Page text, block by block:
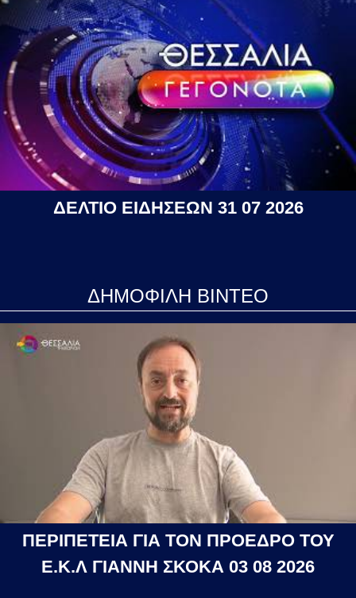
ΔΕΛΤΙΟ ΕΙΔΗΣΕΩΝ 31 07 2026
ΔΗΜΟΦΙΛΗ ΒΙΝΤΕΟ
ΠΕΡΙΠΕΤΕΙΑ ΓΙΑ ΤΟΝ ΠΡΟΕΔΡΟ ΤΟΥ
Ε.Κ.Λ ΓΙΑΝΝΗ ΣΚΟΚΑ 03 08 2026